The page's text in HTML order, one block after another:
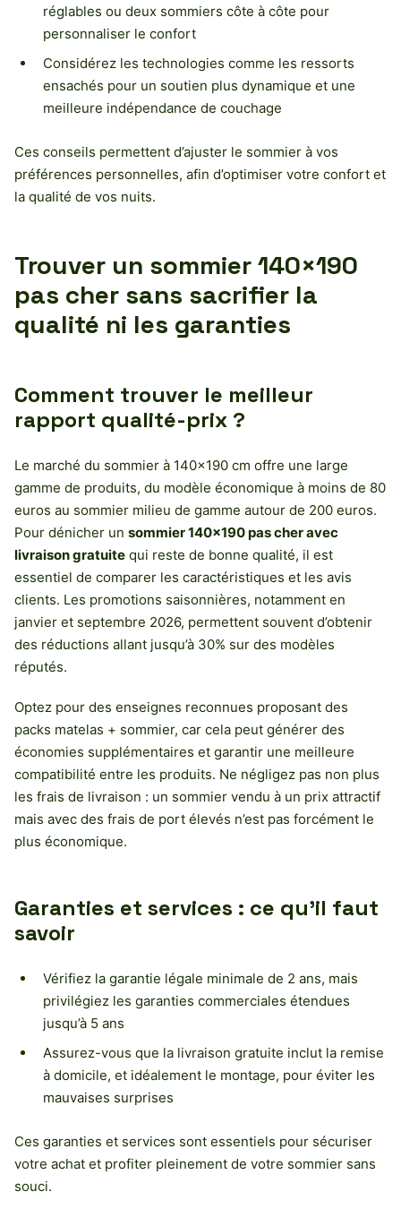
réglables ou deux sommiers côte à côte pour
personnaliser le confort
Considérez les technologies comme les ressorts
ensachés pour un soutien plus dynamique et une
meilleure indépendance de couchage
Ces conseils permettent d’ajuster le sommier à vos
préférences personnelles, afin d’optimiser votre confort et
la qualité de vos nuits.
Trouver un sommier 140×190
pas cher sans sacrifier la
qualité ni les garanties
Comment trouver le meilleur
rapport qualité-prix ?
Le marché du sommier à 140×190 cm offre une large
gamme de produits, du modèle économique à moins de 80
euros au sommier milieu de gamme autour de 200 euros.
Pour dénicher un sommier 140×190 pas cher avec
livraison gratuite qui reste de bonne qualité, il est
essentiel de comparer les caractéristiques et les avis
clients. Les promotions saisonnières, notamment en
janvier et septembre 2026, permettent souvent d’obtenir
des réductions allant jusqu’à 30% sur des modèles
réputés.
Optez pour des enseignes reconnues proposant des
packs matelas + sommier, car cela peut générer des
économies supplémentaires et garantir une meilleure
compatibilité entre les produits. Ne négligez pas non plus
les frais de livraison : un sommier vendu à un prix attractif
mais avec des frais de port élevés n’est pas forcément le
plus économique.
Garanties et services : ce qu’il faut
savoir
Vérifiez la garantie légale minimale de 2 ans, mais
privilégiez les garanties commerciales étendues
jusqu’à 5 ans
Assurez-vous que la livraison gratuite inclut la remise
à domicile, et idéalement le montage, pour éviter les
mauvaises surprises
Ces garanties et services sont essentiels pour sécuriser
votre achat et profiter pleinement de votre sommier sans
souci.